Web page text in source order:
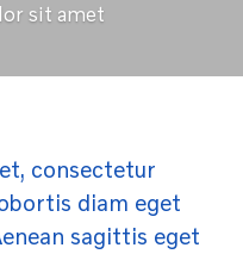
sit amet
consectetur
diam eget
sagittis eget